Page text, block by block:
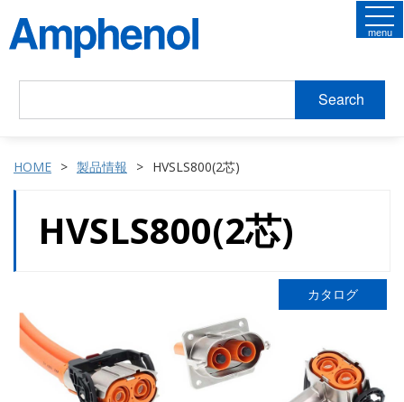
Search
menu
HOME 製品情報 HVSLS800(2芯)
HVSLS800(2芯)
カタログ